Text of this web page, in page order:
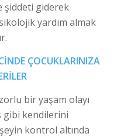
şiddeti giderek
yardım almak
ÇOCUKLARINIZA
bir yaşam olayı
gibi kendilerini
kontrol altında